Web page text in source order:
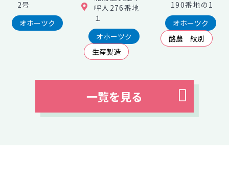
2号
オホーツク
呼人276番地
１
オホーツク
生産製造
190番地の1
オホーツク
酪農 紋別
一覧を見る